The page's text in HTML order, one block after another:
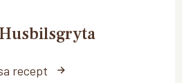
recept